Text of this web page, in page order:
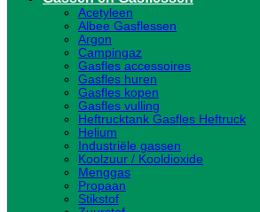
Acetyleen
Albee Gasflessen
Argon
Campingaz
Gasfles accessoires
Gasfles huren
Gasfles kopen
Gasfles vulling
Heftrucktank Gasfles Heftruck
Helium
Industriële gassen
Koolzuur / Kooldioxide
Menggas
Propaan
Stikstof